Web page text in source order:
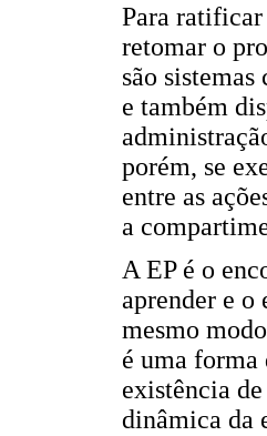
Para ratificar
retomar o
são
e também
porém, se
entre as
a
A EP é o
aprender e o
mesmo
é uma forma
existência
dinâmica da